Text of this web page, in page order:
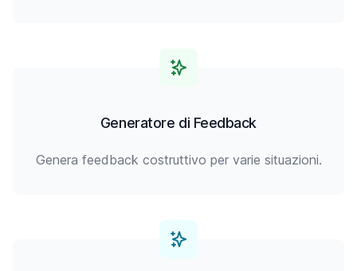
Generatore di Feedback
Genera feedback costruttivo per varie situazioni.